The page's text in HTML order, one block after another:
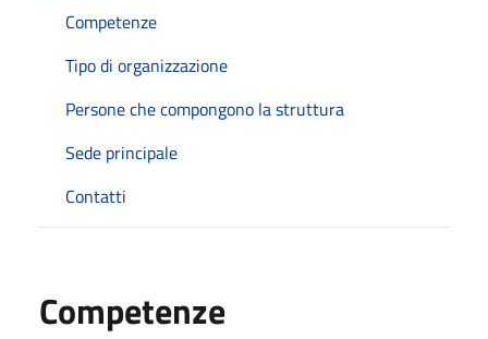
Competenze
Tipo di organizzazione
Persone che compongono la struttura
Sede principale
Contatti
Competenze